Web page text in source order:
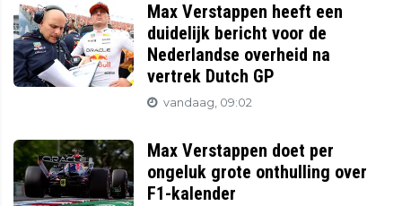
Max Verstappen heeft een
duidelijk bericht voor de
Nederlandse overheid na
vertrek Dutch GP
vandaag, 09:02
Max Verstappen doet per
ongeluk grote onthulling over
F1-kalender